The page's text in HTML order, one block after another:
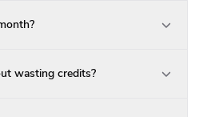
wasting credits?